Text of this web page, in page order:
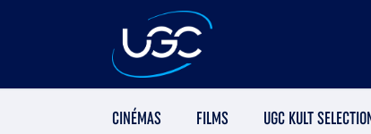
CINÉMAS FILMS UGC KULT